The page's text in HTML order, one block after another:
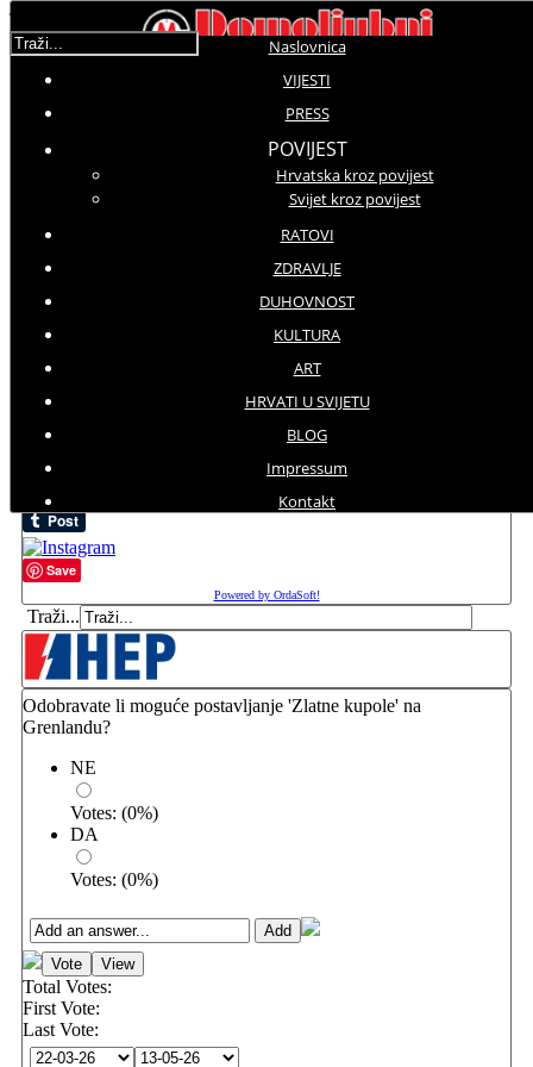
Naslovnica
VIJESTI
PRESS
POVIJEST
Hrvatska kroz povijest
Svijet kroz povijest
RATOVI
ZDRAVLJE
DUHOVNOST
KULTURA
ART
HRVATI U SVIJETU
BLOG
Impressum
Kontakt
Traži...
Duhovni kutak
Prikaz #
Datum
Gospa
12-08-16
CRNE MAMBE | Duhovni kutak
14-07-16
Vjeroučitelj
Tweet
Save
Powered by OrdaSoft!
Traži...
Odobravate li moguće postavljanje 'Zlatne kupole' na
Grenlandu?
NE
Votes: (0%)
DA
Votes: (0%)
Total Votes:
First Vote:
Last Vote: